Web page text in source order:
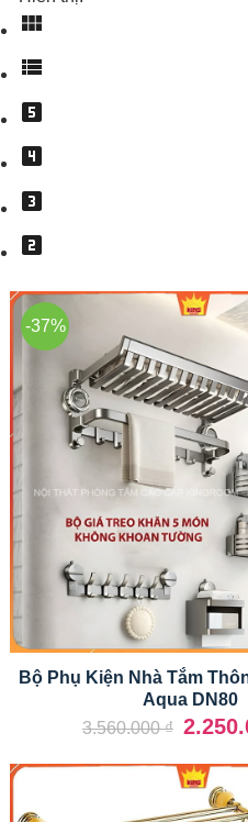
-37%
Bộ Phụ Kiện Nhà Tắm
Aqua DN80
3.560.000₫ Giá
gốc